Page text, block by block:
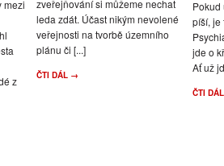
mezi
z
zveřejňování si můžeme nechat
leda zdát. Účast nikým nevolené
veřejnosti na tvorbě územního
plánu či [...]
ČTI DÁL →
Pokud
píší, je
jde o
Ať už
ČTI